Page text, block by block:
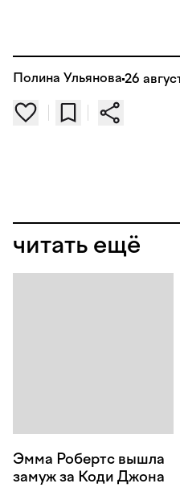
Полина Ульянова 26
читать ещё
Эмма Робертс вышла
замуж за Коди Джона